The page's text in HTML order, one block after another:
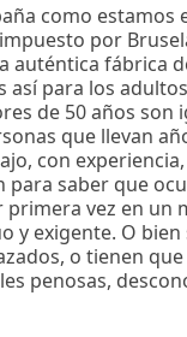
como estamos
por
auténtica fábrica
así para los
de 50 años son
que llevan
con
para saber que
vez en un
y exigente. O bien
o tienen
penosas,